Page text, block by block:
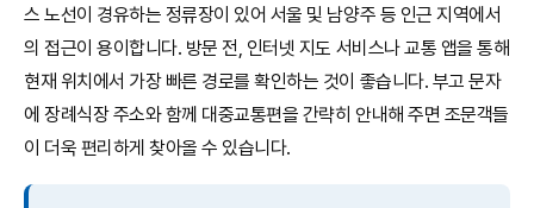
스 노선이 경유하는 정류장이 있어 서울 및 남양주 등 인근 지역에서
의 접근이 용이합니다. 방문 전, 인터넷 지도 서비스나 교통 앱을 통해
현재 위치에서 가장 빠른 경로를 확인하는 것이 좋습니다. 부고 문자
에 장례식장 주소와 함께 대중교통편을 간략히 안내해 주면 조문객들
이 더욱 편리하게 찾아올 수 있습니다.